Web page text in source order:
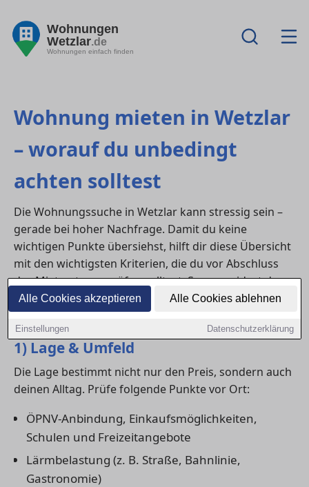
Alle Cookies akzeptieren Alle Cookies ablehnen
Einstellungen Datenschutzerklärung
Wohnungen
Wetzlar.de
Wohnungen einfach finden
Wohnung mieten in Wetzlar
– worauf du unbedingt
achten solltest
Die Wohnungssuche in Wetzlar kann stressig sein –
gerade bei hoher Nachfrage. Damit du keine
wichtigen Punkte übersiehst, hilft dir diese Übersicht
mit den wichtigsten Kriterien, die du vor Abschluss
des Mietvertrags prüfen solltest. So vermeidest du
böse Überraschungen und findest die Wohnung, die
wirklich zu dir passt.
1) Lage & Umfeld
Die Lage bestimmt nicht nur den Preis, sondern auch
deinen Alltag. Prüfe folgende Punkte vor Ort:
ÖPNV-Anbindung, Einkaufsmöglichkeiten,
Schulen und Freizeitangebote
Lärmbelastung (z. B. Straße, Bahnlinie,
Gastronomie)